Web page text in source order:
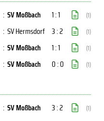
: SV Moßbach 1 : 1 (1)
: SV Hermsdorf 3 : 2 (1)
: SV Moßbach 1 : 1 (1)
: SV Moßbach 0 : 0 (1)
: SV Moßbach 3 : 2 (1)